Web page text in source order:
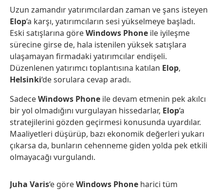
Uzun zamandır yatırımcılardan zaman ve şans isteyen
Elop‘a karşı, yatırımcıların sesi yükselmeye başladı.
Eski satışlarına göreWindows Phone ile iyileşme
sürecine girse de, hala istenilen yüksek satışlara
ulaşamayan firmadaki yatırımcılar endişeli.
Düzenlenen yatırımcı toplantısına katılan Elop,
Helsinki‘de sorulara cevap aradı.
SadeceWindows Phone ile devam etmenin pek akılcı
bir yol olmadığını vurgulayan hissedarlar, Elop‘a
stratejilerini gözden geçirmesi konusunda uyardılar.
Maaliyetleri düşürüp, bazı ekonomik değerleri yukarı
çıkarsa da, bunların cehenneme giden yolda pek etkili
olmayacağı vurgulandı.
Juha Varis‘e göreWindows Phone harici tüm